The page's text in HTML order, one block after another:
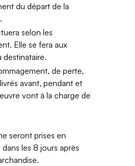
du départ de la
selon les
Elle se fera aux
destinataire.
de perte,
avant, pendant et
vont à la charge de
seront prises en
les 8 jours après